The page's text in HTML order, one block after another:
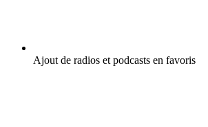
Ajout de radios et podcasts en favoris